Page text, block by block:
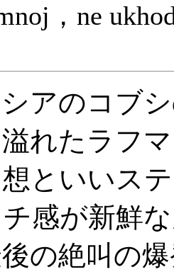
，ne
アのコブ
れたラフ
といいス
感が新鮮
の絶叫の